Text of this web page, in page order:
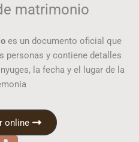
matrimonio
es un documento oficial que
personas y contiene detalles
la fecha y el lugar de la
online